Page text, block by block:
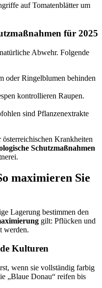
auf Tomatenblätter um
für 2025
Abwehr. Folgende
oder Ringelblumen behinden
kontrollieren Raupen.
sind Pflanzenextrakte
Krankheiten
Schutzmaßnahmen
maximieren Sie
Lagerung bestimmen den
gilt: Pflücken und
werden.
Kulturen
wenn sie vollständig farbig
„Blaue Donau“ reifen bis